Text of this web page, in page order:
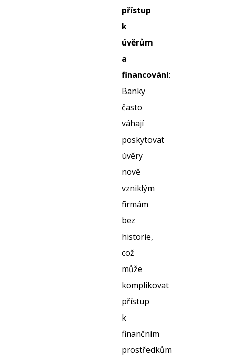
přístup
k
úvěrům
a
financování:
Banky
často
váhají
poskytovat
úvěry
nově
vzniklým
firmám
bez
historie,
což
může
komplikovat
přístup
k
finančním
prostředkům